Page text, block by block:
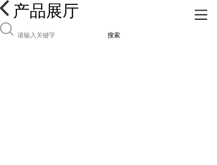
产品展厅
搜索